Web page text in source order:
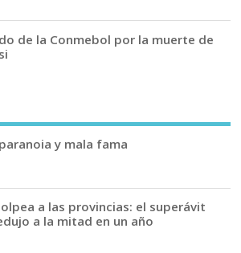
de la Conmebol por la muerte de
y mala fama
a las provincias: el superávit
a la mitad en un año